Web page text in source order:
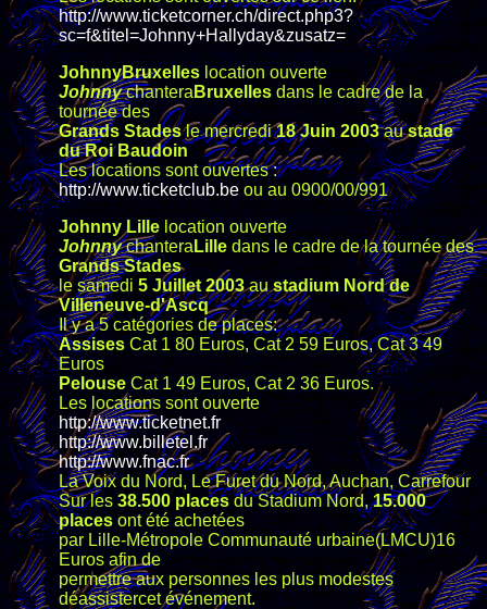
http://www.ticketcorner.ch/direct.php3?
sc=f&titel=Johnny+Hallyday&zusatz=
JohnnyBruxelleslocation ouverte
JohnnychanteraBruxellesdans le cadre de la
tournée des
Grands Stadesle mercredi18 Juin 2003austade
du Roi Baudoin
Les locations sont ouvertes :
http://www.ticketclub.beou au 0900/00/991
Johnny Lillelocation ouverte
JohnnychanteraLille dans le cadre de la tournée des
Grands Stades
le samedi 5 Juillet 2003austadium Nord de
Villeneuve-d'Ascq
Il y a 5 catégories de places:
AssisesCat 1 80 Euros, Cat 2 59 Euros, Cat 3 49
Euros
PelouseCat 1 49 Euros, Cat 2 36 Euros.
Les locations sont ouverte
http://www.ticketnet.fr
http://www.billetel.fr
http://www.fnac.fr
La Voix du Nord, Le Furet du Nord, Auchan, Carrefour
Sur les38.500 placesdu Stadium Nord,15.000
placesont été achetées
par Lille-Métropole Communauté urbaine(LMCU)16
Euros afin de
permettre aux personnes les plus modestes
déassistercet événement.